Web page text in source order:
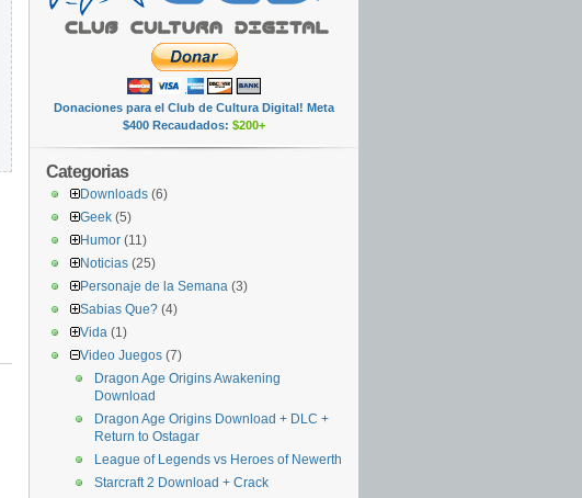
Donaciones para el Club de Cultura Digital! Meta
$400 Recaudados: $200+
Categorias
Downloads (6)
Geek (5)
Humor (11)
Noticias (25)
Personaje de la Semana (3)
Sabias Que? (4)
Vida (1)
Video Juegos (7)
Dragon Age Origins Awakening
Download
Dragon Age Origins Download + DLC +
Return to Ostagar
League of Legends vs Heroes of Newerth
Starcraft 2 Download + Crack